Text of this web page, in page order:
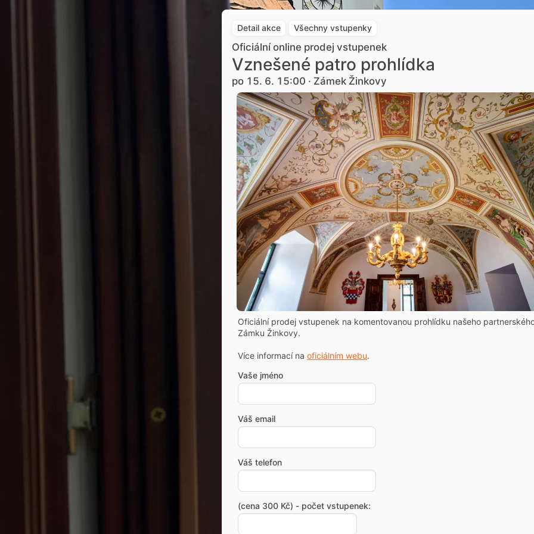
Detail akce Všechny vstupenky
Oficiální online prodej vstupenek
Vznešené patro prohlídka
po 15. 6. 15:00 · Zámek Žinkovy
Oficiální prodej vstupenek na komentovanou prohlídku našeho
Zámku Žinkovy.
Více informací na oficiálním webu.
Vaše jméno
Váš email
Váš telefon
(cena 300 Kč) - počet vstupenek: